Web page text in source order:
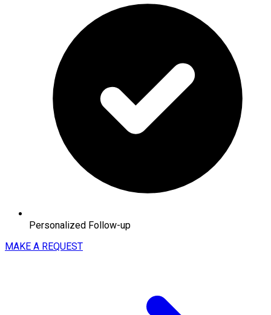
Personalized Follow-up
MAKE A REQUEST